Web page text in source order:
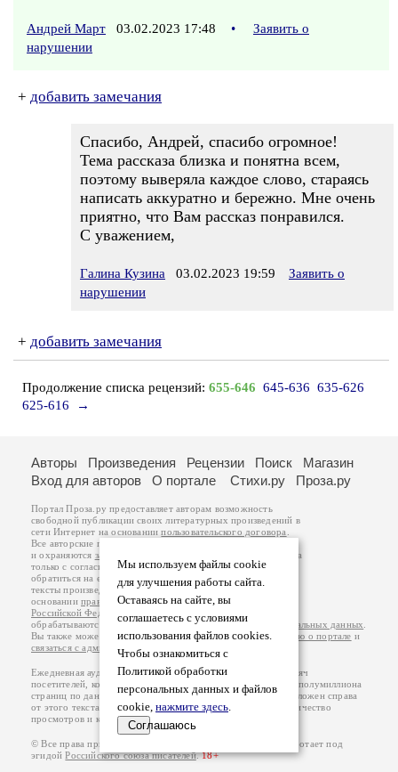
Андрей Март 03.02.2023 17:48 •
Заявить о
нарушении
+ добавить замечания
Спасибо, Андрей, спасибо огромное!
Тема рассказа близка и понятна всем,
поэтому выверяла каждое слово, стараясь
написать аккуратно и бережно. Мне очень
приятно, что Вам рассказ понравился.
С уважением,
Галина Кузина 03.02.2023 19:59
Заявить о
нарушении
+ добавить замечания
Продолжение списка рецензий: 655-646 645-636 635-626
625-616
→
Мы используем файлы cookie
для улучшения работы сайта.
Оставаясь на сайте, вы
соглашаетесь с условиями
использования файлов cookies.
Чтобы ознакомиться с
Политикой обработки
персональных данных и файлов
cookie, нажмите здесь.
Соглашаюсь
Авторы Произведения Рецензии Поиск
Магазин
Вход для авторов
О портале Стихи.ру Проза.ру
Портал Проза.ру предоставляет авторам возможность
свободной публикации своих литературных произведений в
сети Интернет на основаниипользовательского договора
Все авторские права на произведения принадлежат авторам
и охраняются законом
. Перепечатка произведений возможна
только с согласия его автора, к которому вы можете
обратиться на его авторской странице. Ответственность за
тексты произведений авторы несут самостоятельно на
основанииправил публикацииизаконодательства
Российской Федерации
обрабатываются на основанииПолитики обработки персональных данных
Вы также можете посмотреть более подробнуюинформацию о портале и
связаться с администрацией
Ежедневная аудитория портала Проза.ру – порядка 100 тысяч
посетителей, которые в общей сумме просматривают более полумиллиона
страниц по данным счетчика посещаемости, который расположен справа
от этого текста. В каждой графе указано по две цифры: количество
просмотров и количество посетителей.
© Все права принадлежат авторам, 2000-2026. Портал работает под
эгидойРоссийского союза писателей.18+